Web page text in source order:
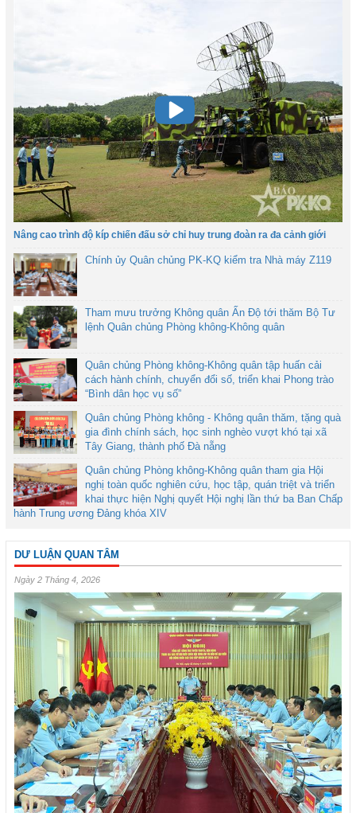
Nâng cao trình độ kíp chiến đấu sở chỉ huy trung đoàn ra đa cảnh giới
Chính ủy Quân chủng PK-KQ kiểm tra Nhà máy Z119
Tham mưu trưởng Không quân Ấn Độ tới thăm Bộ Tư
lệnh Quân chủng Phòng không-Không quân
Quân chủng Phòng không-Không quân tập huấn cải
cách hành chính, chuyển đổi số, triển khai Phong trào
“Bình dân học vụ số”
Quân chủng Phòng không - Không quân thăm, tặng quà
gia đình chính sách, học sinh nghèo vượt khó tại xã
Tây Giang, thành phố Đà nẵng
Quân chủng Phòng không-Không quân tham gia Hội
nghị toàn quốc nghiên cứu, học tập, quán triệt và triển
khai thực hiện Nghị quyết Hội nghị lần thứ ba Ban Chấp
hành Trung ương Đảng khóa XIV
DƯ LUẬN QUAN TÂM
Ngày 2 Tháng 4, 2026